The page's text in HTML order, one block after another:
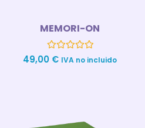
MEMORI-ON
Valorado
con
49,00 € IVA no incluido